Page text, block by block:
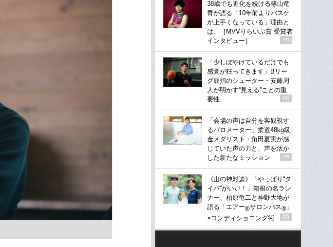
38歳でも進化を続ける篠山竜
青が語る「10年前よりバスケ
が上手くなっている」理由と
は。［MVVりらいぶ賞 受賞者
インタビュー］
PR
「少しぼやけているだけでも
感覚が狂ってきます」Bリー
グ屈指のシューター・安藤周
人が明かす“見える”ことの重
要性
PR
「会場の声は自分を客観視す
るバロメーター」柔道48kg級
金メダリスト・角田夏実が感
じていた声の力と、声を活か
した新たなミッション
PR
《山の神対談》「やっぱり“タ
イパ”がいい！」箱根の名ラン
ナー、柏原竜二と神野大地が
語る「エアー®サロンパス® 」
×コンディショニング術
PR